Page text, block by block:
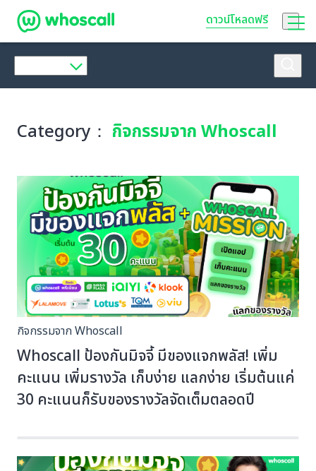
Whoscallดาวน์โหลดฟรี
Category： กิจกรรมจาก Whoscall
กิจกรรมจาก Whoscall
Whoscall ป้องกันมิจจี้ มีของแจกพลัส! เพิ่ม
คะแนน เพิ่มรางวัล เก็บง่าย แลกง่าย เริ่มต้นแค่
30 คะแนนก็รับของรางวัลจัดเต็มตลอดปี